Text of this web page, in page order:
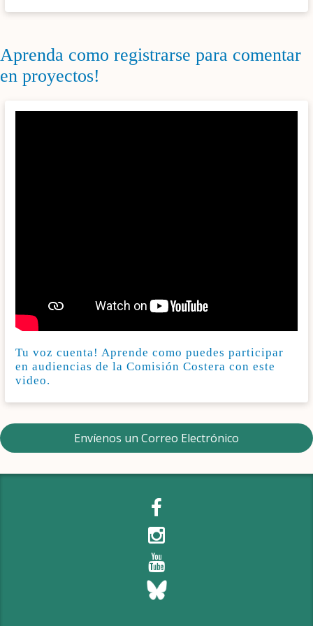
Aprenda como registrarse para comentar
en proyectos!
Tu voz cuenta! Aprende como puedes participar
en audiencias de la Comisión Costera con este
video.
Envíenos un Correo Electrónico